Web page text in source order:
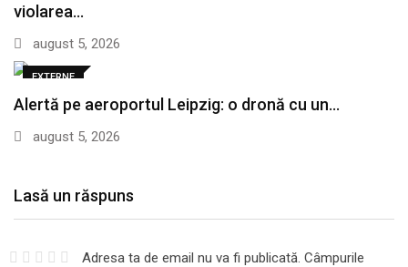
violarea…
august 5, 2026
EXTERNE
Alertă pe aeroportul Leipzig: o dronă cu un…
august 5, 2026
Lasă un răspuns
Adresa ta de email nu va fi publicată. Câmpurile